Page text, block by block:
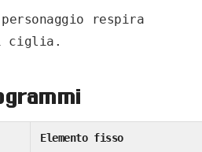
respira
ciglia.
Elemento fisso